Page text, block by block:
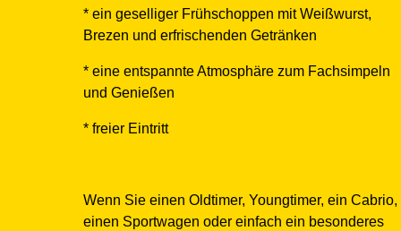
* ein geselliger Frühschoppen mit Weißwurst,
Brezen und erfrischenden Getränken
* eine entspannte Atmosphäre zum Fachsimpeln
und Genießen
* freier Eintritt
Wenn Sie einen Oldtimer, Youngtimer, ein Cabrio,
einen Sportwagen oder einfach ein besonderes